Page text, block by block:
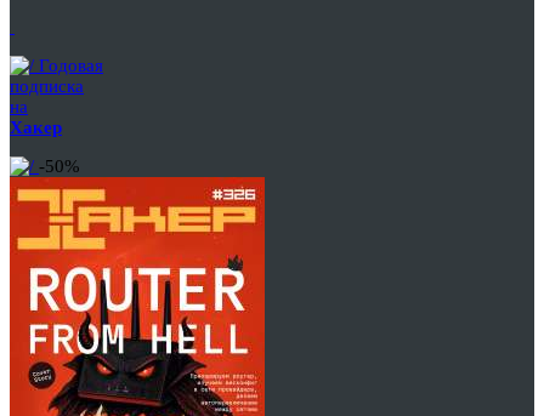
Годовая
подписка
на
Хакер
-50%